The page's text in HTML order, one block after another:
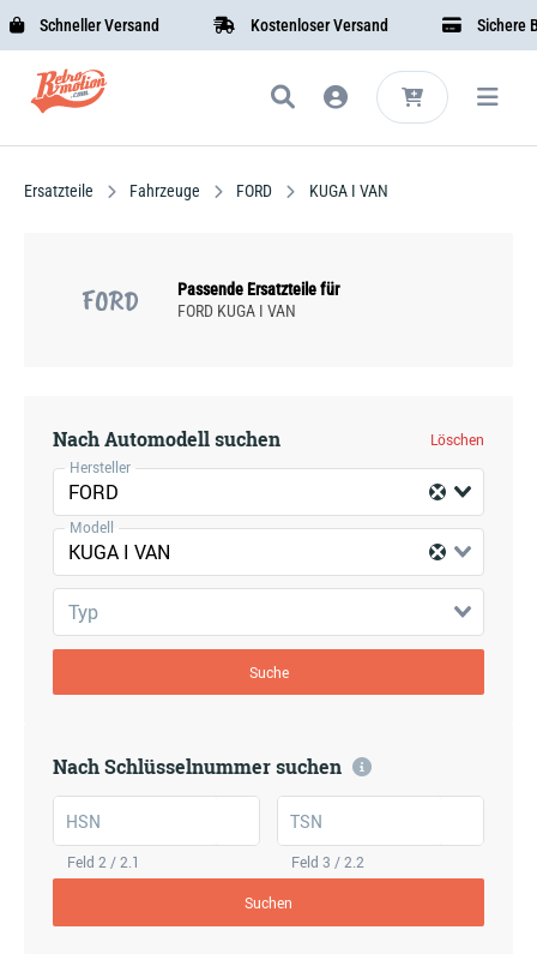
Schneller Versand Kostenloser Versand Sichere
Ersatzteile Fahrzeuge FORD KUGA I VAN
FORD
Passende Ersatzteile für
FORD KUGA I VAN
Nach Automodell suchen
Löschen
Hersteller
FORD
Modell
KUGA I VAN
Typ
Suche
Nach Schlüsselnummer suchen
HSN
Feld 2 / 2.1
TSN
Feld 3 / 2.2
Suchen